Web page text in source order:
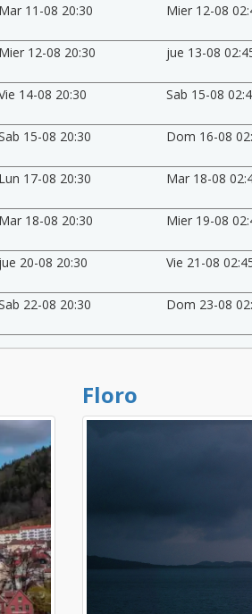
Mar 11-08 20:30 Mier 12-08
Mier 12-08 20:30 jue 13-08
14-08 20:30 Sab 15-08
15-08 20:30 Dom 16-08
Lun 17-08 20:30 Mar 18-08
Mar 18-08 20:30 Mier 19-08
jue 20-08 20:30 Vie 21-08
22-08 20:30 Dom 23-08
Floro